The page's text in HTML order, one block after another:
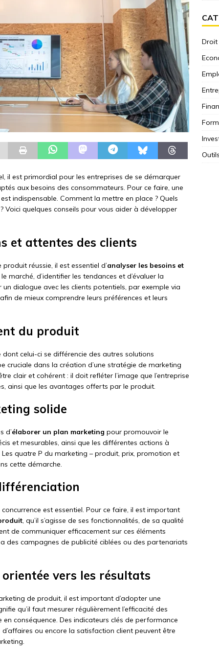
il est primordial pour les entreprises de se démarquer
aux besoins des consommateurs. Pour ce faire, une
indispensable. Comment la mettre en place ? Quels
Voici quelques conseils pour vous aider à développer
et attentes des clients
réussie, il est essentiel d’analyser les besoins et
marché, d’identifier les tendances et d’évaluer la
un dialogue avec les clients potentiels, par exemple via
de mieux comprendre leurs préférences et leurs
du produit
celui-ci se différencie des autres solutions
cruciale dans la création d’une stratégie de marketing
clair et cohérent : il doit refléter l’image que l’entreprise
ainsi que les avantages offerts par le produit.
solide
d’élaborer un plan marketing pour promouvoir le
et mesurables, ainsi que les différentes actions à
quatre P du marketing – produit, prix, promotion et
cette démarche.
est essentiel. Pour ce faire, il est important
, qu’il s’agisse de ses fonctionnalités, de sa qualité
de communiquer efficacement sur ces éléments
des campagnes de publicité ciblées ou des partenariats
vers les résultats
de produit, il est important d’adopter une
qu’il faut mesurer régulièrement l’efficacité des
conséquence. Des indicateurs clés de performance
ou encore la satisfaction client peuvent être
Droit